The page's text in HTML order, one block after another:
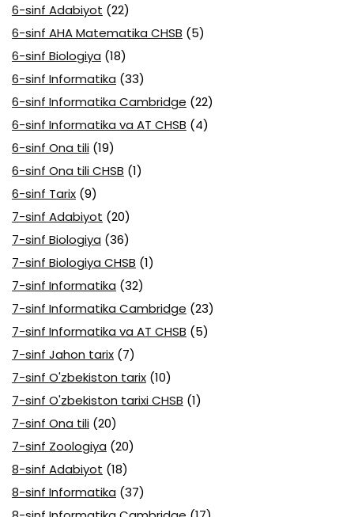
6-sinf Adabiyot (22)
6-sinf AHA Matematika CHSB (5)
6-sinf Biologiya (18)
6-sinf Informatika (33)
6-sinf Informatika Cambridge (22)
6-sinf Informatika va AT CHSB (4)
6-sinf Ona tili (19)
6-sinf Ona tili CHSB (1)
6-sinf Tarix (9)
7-sinf Adabiyot (20)
7-sinf Biologiya (36)
7-sinf Biologiya CHSB (1)
7-sinf Informatika (32)
7-sinf Informatika Cambridge (23)
7-sinf Informatika va AT CHSB (5)
7-sinf Jahon tarix (7)
7-sinf O'zbekiston tarix (10)
7-sinf O'zbekiston tarixi CHSB (1)
7-sinf Ona tili (20)
7-sinf Zoologiya (20)
8-sinf Adabiyot (18)
8-sinf Informatika (37)